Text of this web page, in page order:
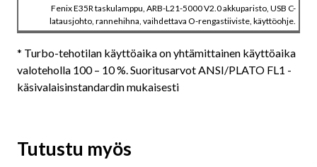
Fenix E35R taskulamppu, ARB-L21-5000 V2.0 akkuparisto, USB C-
latausjohto, rannehihna, vaihdettava O-rengastiiviste, käyttöohje.
* Turbo-tehotilan käyttöaika on yhtämittainen käyttöaika
valoteholla 100 – 10 %. Suoritusarvot ANSI/PLATO FL1 -
käsivalaisinstandardin mukaisesti
Tutustu myös